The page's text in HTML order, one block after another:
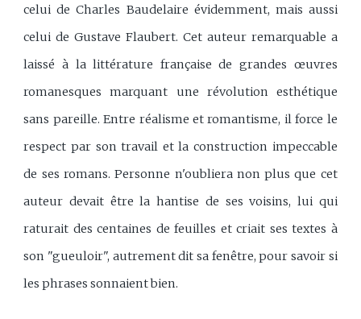
celui de Charles Baudelaire évidemment, mais aussi
celui de Gustave Flaubert. Cet auteur remarquable a
laissé à la littérature française de grandes œuvres
romanesques marquant une révolution esthétique
sans pareille. Entre réalisme et romantisme, il force le
respect par son travail et la construction impeccable
de ses romans. Personne n'oubliera non plus que cet
auteur devait être la hantise de ses voisins, lui qui
raturait des centaines de feuilles et criait ses textes à
son "gueuloir", autrement dit sa fenêtre, pour savoir si
les phrases sonnaient bien.